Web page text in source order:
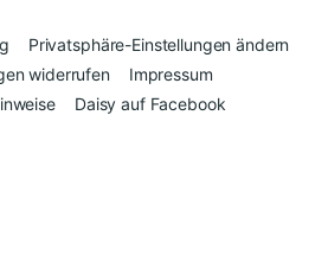
Privatsphäre-Einstellungen ändern
widerrufen
Impressum
Daisy auf Facebook